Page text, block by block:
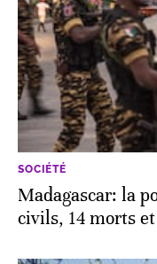
SOCIÉTÉ
Madagascar: la
civils, 14 morts